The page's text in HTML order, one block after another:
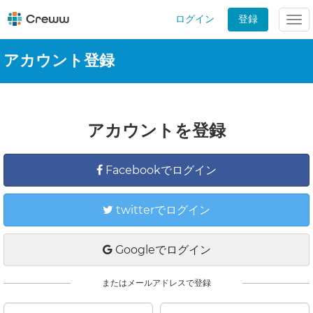
ログイン 登録
アカウント登録
アカウントを登録
Facebookでログイン
twitterでログイン
Googleでログイン
またはメールアドレスで登録